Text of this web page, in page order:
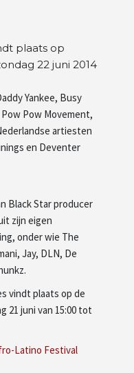
plaats op
22 juni 2014
Yankee, Busy
Pow Movement,
artiesten
en Deventer
Black Star producer
zijn eigen
onder wie The
Jay, DLN, De
vindt plaats op de
21 juni van 15:00 tot
Latino Festival